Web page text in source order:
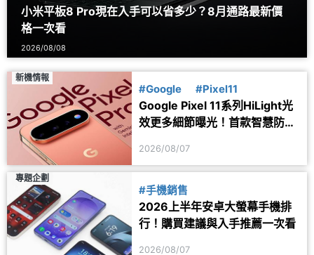
小米平板8 Pro現在入手可以省多少？8月通路最新價
格一次看
2026/08/08
新機情報
#Google #Pixel11
Google Pixel 11系列HiLight光
效更多細節曝光！首款智慧防丟
2026/08/07
專題企劃
#手機銷售
2026上半年安卓大螢幕手機排
行！購買建議與入手推薦一次看
2026/08/07